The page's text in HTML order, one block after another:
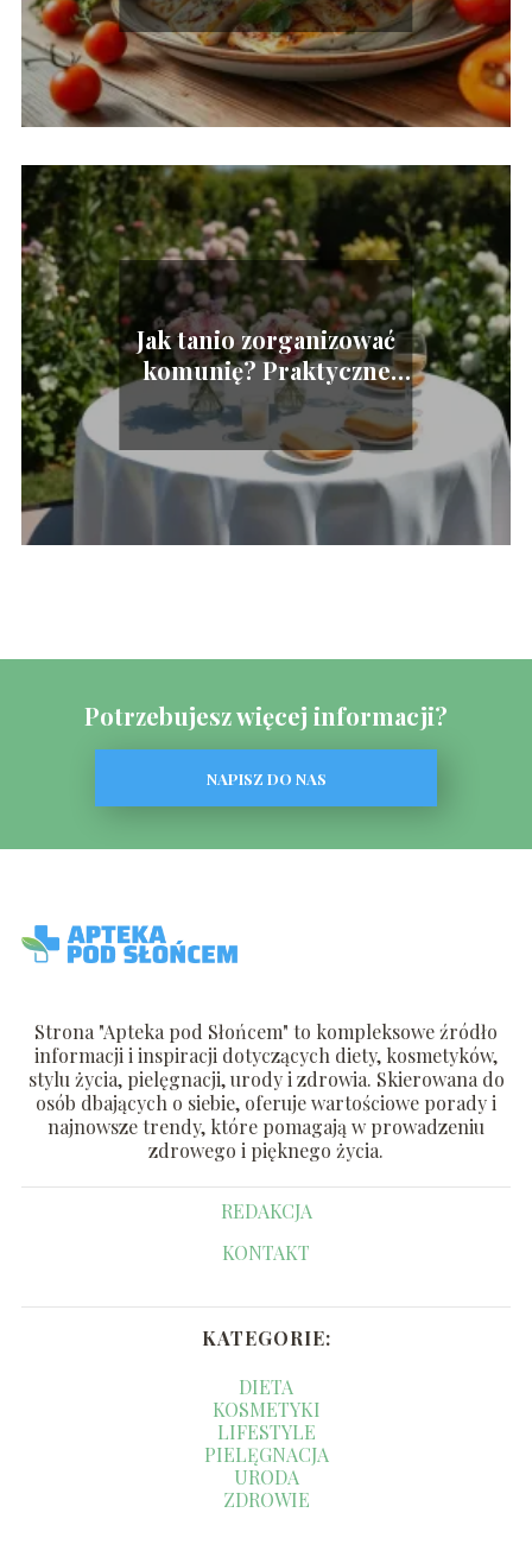
Jak tanio zorganizować
komunię? Praktyczne
porady i wskazówki
Potrzebujesz więcej informacji?
NAPISZ DO NAS
Strona "Apteka pod Słońcem" to kompleksowe źródło
informacji i inspiracji dotyczących diety, kosmetyków,
stylu życia, pielęgnacji, urody i zdrowia. Skierowana do
osób dbających o siebie, oferuje wartościowe porady i
najnowsze trendy, które pomagają w prowadzeniu
zdrowego i pięknego życia.
REDAKCJA
KONTAKT
KATEGORIE:
DIETA
KOSMETYKI
LIFESTYLE
PIELĘGNACJA
URODA
ZDROWIE